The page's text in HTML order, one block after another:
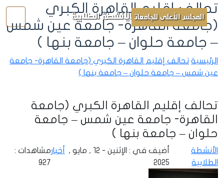
المجلس الأعلى للجامعات الأنشطة الطلابية
تحالف إقليم القاهرة الكبري
(جامعة القاهرة- جامعة عين شمس
– جامعة حلوان – جامعة بنها )
الرئيسية تحالف إقليم القاهرة الكبري (جامعة القاهرة- جامعة
عين شمس – جامعة حلوان – جامعة بنها )
تحالف إقليم القاهرة الكبري (جامعة
القاهرة- جامعة عين شمس – جامعة
حلوان – جامعة بنها )
الأنشطة
الطلابية
أضيف في : الإثنين - 12 , مايو ,
2025
أخبارمشاهدات :
927